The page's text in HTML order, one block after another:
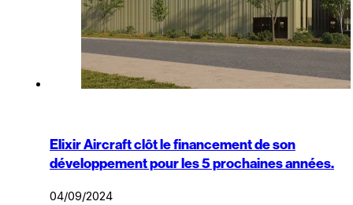
Elixir Aircraft clôt le financement de son
développement pour les 5 prochaines années.
04/09/2024